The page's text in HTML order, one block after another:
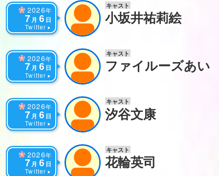
2026年
7月 6 日
Twitter
キャスト
小坂井祐莉絵
2026年
7月 6 日
Twitter
キャスト
ファイルーズあい
2026年
7月 6 日
Twitter
キャスト
汐谷文康
2026年
7月 6 日
Twitter
キャスト
花輪英司